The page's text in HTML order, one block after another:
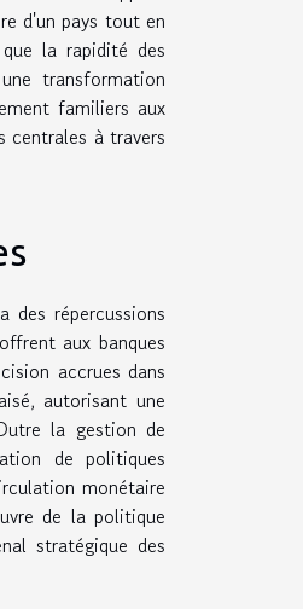
d'un pays tout en
la rapidité des
transformation
familiers aux
centrales à travers
des répercussions
aux banques
accrues dans
autorisant une
la gestion de
de politiques
monétaire
de la politique
stratégique des